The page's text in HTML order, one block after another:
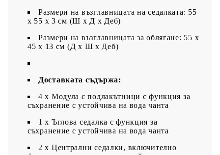
Размери на възглавницата на седалката: 55
x 55 x 3 см (Ш x Д x Деб)
Размери на възглавницата за облягане: 55 x
45 x 13 см (Д х Ш x Деб)
Доставката съдържа:
4 x Модула с подлакътници с функция за
съхранение с устойчива на вода чанта
1 x Ъглова седалка с функция за
съхранение с устойчива на вода чанта
2 x Централни седалки, включително